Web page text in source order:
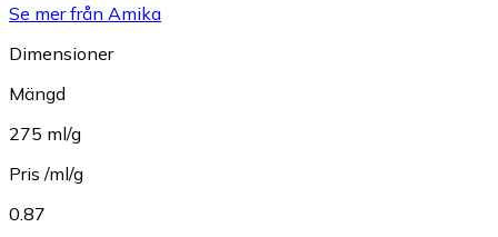
Se mer från Amika
Dimensioner
Mängd
275 ml/g
Pris /ml/g
0.87